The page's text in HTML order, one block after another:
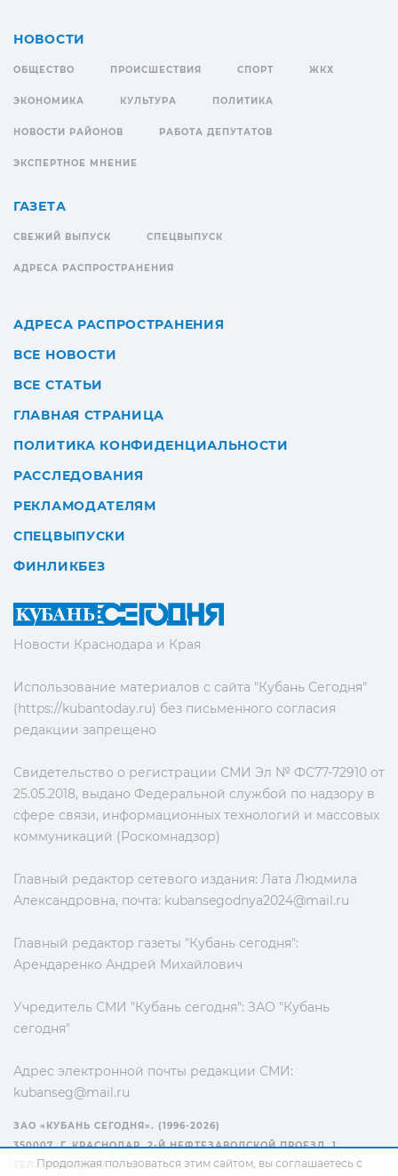
Новости Краснодара и Края
Использование материалов с сайта "Кубань Сегодня"
(https://kubantoday.ru) без письменного согласия
редакции запрещено
Свидетельство о регистрации СМИ Эл № ФС77-72910 от
25.05.2018, выдано Федеральной службой по надзору в
сфере связи, информационных технологий и массовых
коммуникаций (Роскомнадзор)
Главный редактор сетевого издания: Лата Людмила
Александровна, почта: kubansegodnya2024@mail.ru
Главный редактор газеты "Кубань сегодня":
Арендаренко Андрей Михайлович
Учредитель СМИ "Кубань сегодня": ЗАО "Кубань
сегодня"
Адрес электронной почты редакции СМИ:
kubanseg@mail.ru
НОВОСТИ
ОБЩЕСТВО ПРОИСШЕСТВИЯ СПОРТ ЖКХ
ЭКОНОМИКА КУЛЬТУРА ПОЛИТИКА
НОВОСТИ РАЙОНОВ РАБОТА ДЕПУТАТОВ
ЭКСПЕРТНОЕ МНЕНИЕ
ГАЗЕТА
СВЕЖИЙ ВЫПУСК СПЕЦВЫПУСК
АДРЕСА РАСПРОСТРАНЕНИЯ
АДРЕСА РАСПРОСТРАНЕНИЯ
ВСЕ НОВОСТИ
ВСЕ СТАТЬИ
ГЛАВНАЯ СТРАНИЦА
ПОЛИТИКА КОНФИДЕНЦИАЛЬНОСТИ
РАССЛЕДОВАНИЯ
РЕКЛАМОДАТЕЛЯМ
СПЕЦВЫПУСКИ
ФИНЛИКБЕЗ
ЗАО «КУБАНЬ СЕГОДНЯ». (1996-2026)
350007, Г. КРАСНОДАР, 2-Й НЕФТЕЗАВОДСКОЙ ПРОЕЗД, 1
ТЕЛ.: +7(861) 267-15-15
Продолжая пользоваться этим сайтом, вы соглашаетесь с